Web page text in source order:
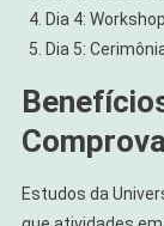
Dia 4:
Dia 5:
Estudos da